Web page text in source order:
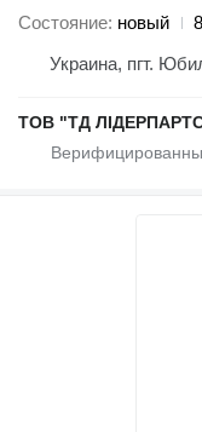
Состояние новый
Украина, пгт.
ТОВ "ТД